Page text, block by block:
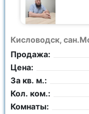
Кисловодск,
Продажа:
Цена:
За кв. м.:
Кол. ком.:
Комнаты: